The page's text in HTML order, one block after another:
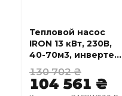
Тепловой насос
IRON 13 кВт, 230В,
40-70м3, инвертер,
с охлаждением,
WI-FI
130 702 ₴
104 561 ₴